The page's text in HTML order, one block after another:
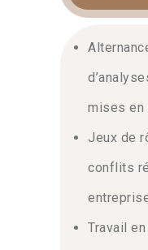
mises en
Jeux de
conflits
Travail